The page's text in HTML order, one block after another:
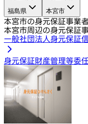
福島県
本宮市
本宮市の身元保証事業者
本宮市周辺の身元保証
一般社団法人身元保証
身元保証財産管理等委